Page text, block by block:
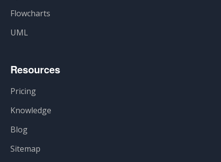
Flowcharts
UML
Resources
Pricing
Knowledge
Blog
Sitemap